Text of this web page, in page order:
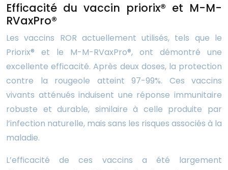
Efficacité du vaccin priorix® et M-M-
RVaxPro®
Les vaccins ROR actuellement utilisés, tels que le
Priorix® et le M-M-RVaxPro®, ont démontré une
excellente efficacité. Après deux doses, la protection
contre la rougeole atteint 97-99%. Ces vaccins
vivants atténués induisent une réponse immunitaire
robuste et durable, similaire à celle produite par
l’infection naturelle, mais sans les risques associés à la
maladie.
L’efficacité de ces vaccins a été largement